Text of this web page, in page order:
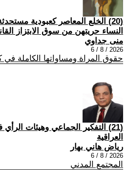
(20) الخلع المعاصر كعبودية
النساء حريتهن من سوق الابتزاز
منى جداوي
2026 / 8 / 6
حقوق المراة ومساواتها الكاملة في
(21) التفكير الجماعي وهيئات
العراقية
رياض هاني بهار
2026 / 8 / 6
المجتمع المدني